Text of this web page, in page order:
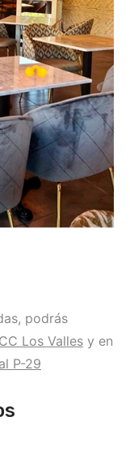
podrás
Los Valles y en
P-29